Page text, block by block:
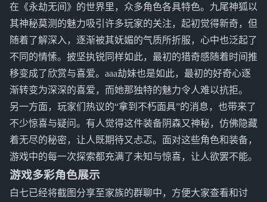
在《永劫无间》的世界里，众多角色各具特色。九尾神狐以
其神秘莫测的魅力吸引许多玩家的关注，起初觉得新奇，但
随着了解深入，逐渐被其妩媚的气质所折服，心中也泛起了
不同的情愫。披坚执锐同样如此，最初的猎奇感随着时间推
移变成了欣赏与喜爱。aaa劫妹也是如此，最初的好奇心逐
渐转变为深深的喜爱，而她那独特的魅力令人难以抗拒。
另一方面，玩家们热议的“拿到不朽面具”的消息，也带来了
不少惊喜与疑问。有人觉得这件装备阴森又神秘，仿佛隐藏
着无尽的秘密，让人既期待又忐忑。面对这些角色和装备，
游戏中的每一次探索都充满了未知与惊喜，让人欲罢不能。
游戏多彩角色展示
白七已经将截图分享至家族的群聊中，方便大家查看和讨